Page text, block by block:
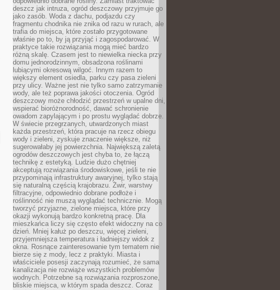
deszcz jak intruza, ogród deszczowy przyjmuje go
jako zasób. Woda z dachu, podjazdu czy
fragmentu chodnika nie znika od razu w rurach, ale
trafia do miejsca, które zostało przygotowane
właśnie po to, by ją przyjąć i zagospodarować. W
praktyce takie rozwiązania mogą mieć bardzo
różną skalę. Czasem jest to niewielka niecka przy
domu jednorodzinnym, obsadzona roślinami
lubiącymi okresową wilgoć. Innym razem to
większy element osiedla, parku czy pasa zieleni
przy ulicy. Ważne jest nie tylko samo zatrzymanie
wody, ale też poprawa jakości otoczenia. Ogród
deszczowy może chłodzić przestrzeń w upalne dni,
wspierać bioróżnorodność, dawać schronienie
owadom zapylającym i po prostu wyglądać dobrze.
W świecie przegrzanych, utwardzonych miast
każda przestrzeń, która pracuje na rzecz obiegu
wody i zieleni, zyskuje znaczenie większe, niż
sugerowałaby jej powierzchnia. Największą zaletą
ogrodów deszczowych jest chyba to, że łączą
technikę z estetyką. Ludzie dużo chętniej
akceptują rozwiązania środowiskowe, jeśli te nie
przypominają infrastruktury awaryjnej, tylko stają
się naturalną częścią krajobrazu. Żwir, warstwy
filtracyjne, odpowiednio dobrane podłoże i
roślinność nie muszą wyglądać technicznie. Mogą
tworzyć przyjazne, zielone miejsca, które przy
okazji wykonują bardzo konkretną pracę. Dla
mieszkańca liczy się często efekt widoczny na co
dzień. Mniej kałuż po deszczu, więcej zieleni,
przyjemniejsza temperatura i ładniejszy widok z
okna. Rosnące zainteresowanie tym tematem nie
bierze się z mody, lecz z praktyki. Miasta i
właściciele posesji zaczynają rozumieć, że sama
kanalizacja nie rozwiąże wszystkich problemów
wodnych. Potrzebne są rozwiązania rozproszone,
bliskie miejsca, w którym spada deszcz. Coraz